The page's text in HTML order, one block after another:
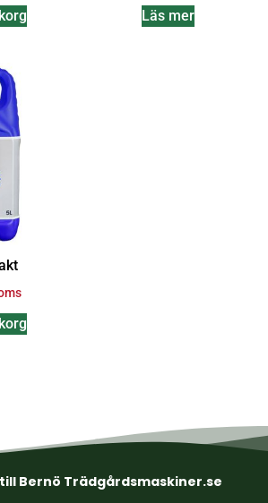
Läs mer
Bernö Trädgårdsmaskiner.se